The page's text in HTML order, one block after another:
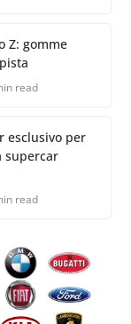
Z: gomme
read
esclusivo per
supercar
read